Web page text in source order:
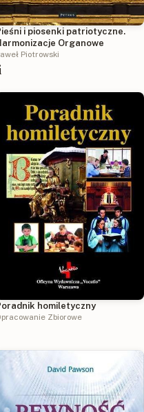
i piosenki patriotyczne.
Organowe
Piotrowski
homiletyczny
Zbiorowe